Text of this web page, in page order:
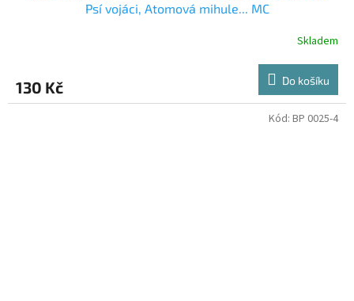
Psí vojáci, Atomová mihule... MC
Skladem
130 Kč Do košíku
Kód: BP 0025-4